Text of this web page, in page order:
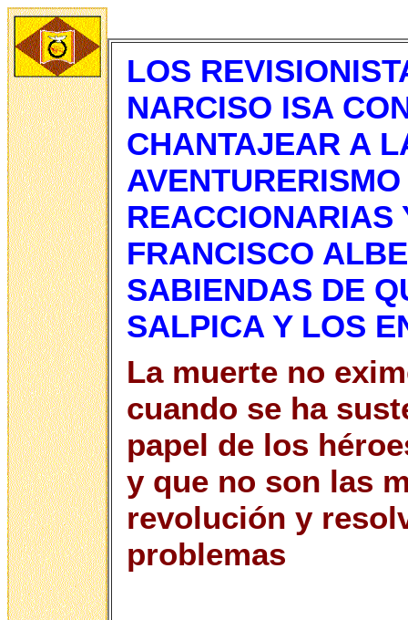
LOS
NARCISO ISA
CHANTAJEAR A
REACCIONARIAS
FRANCISCO
SABIENDAS DE
SALPICA Y LOS
La muerte no
cuando se ha
papel de los
y que no son las
revolución y
problemas